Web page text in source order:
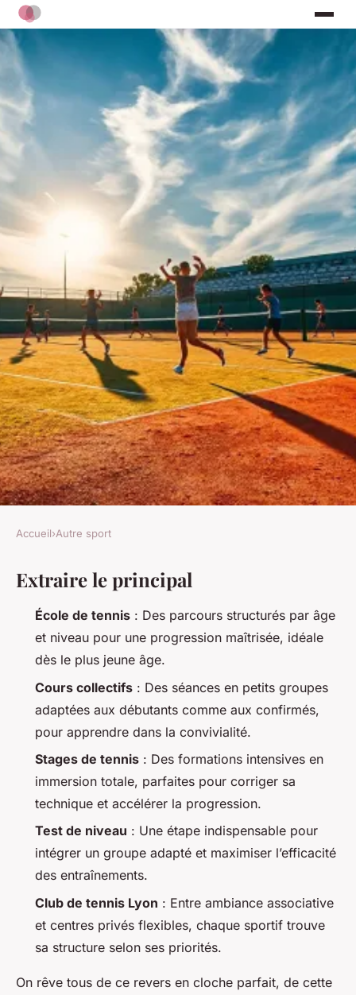
AUTRE SPORT
Tennis à Lyon : top sélections
de cours pour chaque joueur
Gareth•27/03/2026 08:35•10 min de lecture
Accueil›Autre sport
Extraire le principal
École de tennis : Des parcours structurés par âge
et niveau pour une progression maîtrisée, idéale
dès le plus jeune âge.
Cours collectifs : Des séances en petits groupes
adaptées aux débutants comme aux confirmés,
pour apprendre dans la convivialité.
Stages de tennis : Des formations intensives en
immersion totale, parfaites pour corriger sa
technique et accélérer la progression.
Test de niveau : Une étape indispensable pour
intégrer un groupe adapté et maximiser l’efficacité
des entraînements.
Club de tennis Lyon : Entre ambiance associative
et centres privés flexibles, chaque sportif trouve
sa structure selon ses priorités.
On rêve tous de ce revers en cloche parfait, de cette